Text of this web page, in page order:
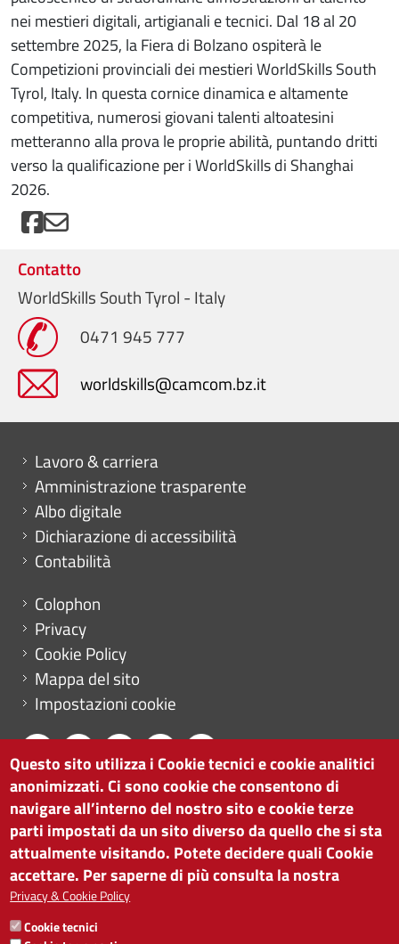
nei mestieri digitali, artigianali e tecnici. Dal 18 al 20
settembre 2025, la Fiera di Bolzano ospiterà le
Competizioni provinciali dei mestieri WorldSkills South
Tyrol, Italy. In questa cornice dinamica e altamente
competitiva, numerosi giovani talenti altoatesini
metteranno alla prova le proprie abilità, puntando dritti
verso la qualificazione per i WorldSkills di Shanghai
2026.
Contatto
WorldSkills South Tyrol - Italy
0471 945 777
worldskills@camcom.bz.it
Mini menu di servizio
Lavoro & carriera
Amministrazione trasparente
Albo digitale
Dichiarazione di accessibilità
Contabilità
Menu footer
Colophon
Privacy
Cookie Policy
Mappa del sito
Impostazioni cookie
CAMERA DI COMMERCIO DI BOLZANO
via Alto Adige 60 | I-39100 Bolzano
tel. 0471 945 511 |info@camcom.bz.it
Partita IVA: 00376420212
ISTITUTO PER LA PROMOZIONE DELLO
SVILUPPO ECONOMICO
Questo sito utilizza i Cookie tecnici e cookie analitici
anonimizzati. Ci sono cookie che consentono di
navigare all’interno del nostro sito e cookie terze
parti impostati da un sito diverso da quello che si sta
attualmente visitando. Potete decidere quali Cookie
accettare. Per saperne di più consulta la nostra
Privacy & Cookie Policy
Cookie tecnici